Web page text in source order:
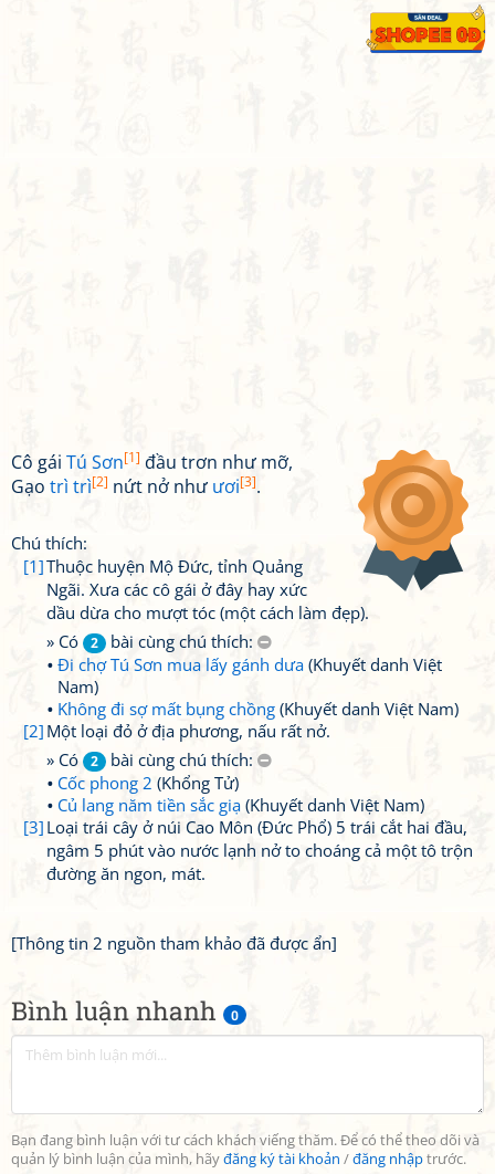
Bình luận nhanh 0
Bạn đang bình luận với tư cách khách viếng thăm. Để có thể theo dõi và
quản lý bình luận của mình, hãyđăng ký tài khoản /đăng nhậptrước.
Cô gái Tú Sơn[1] đầu trơn như mỡ,
Gạo trì trì[2] nứt nở như ươi[3].
Chú thích:
[1]Thuộc huyện Mộ Đức, tỉnh Quảng
Ngãi. Xưa các cô gái ở đây hay xức
dầu dừa cho mượt tóc (một cách làm đẹp).
» Có
2
bài cùng chú thích:
Đi chợ Tú Sơn mua lấy gánh dưa (Khuyết danh Việt
Nam)
Không đi sợ mất bụng chồng (Khuyết danh Việt Nam)
[2] Một loại đỏ ở địa phương, nấu rất nở.
» Có
2
bài cùng chú thích:
Cốc phong 2 (Khổng Tử)
Củ lang năm tiền sắc giạ (Khuyết danh Việt Nam)
[3] Loại trái cây ở núi Cao Môn (Đức Phổ) 5 trái cắt hai đầu,
ngâm 5 phút vào nước lạnh nở to choáng cả một tô trộn
đường ăn ngon, mát.
[Thông tin 2 nguồn tham khảo đã được ẩn]